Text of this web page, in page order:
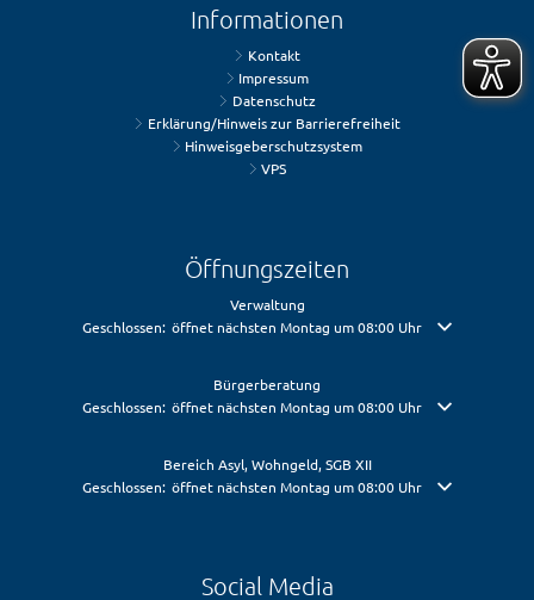
Informationen
Kontakt
Impressum
Datenschutz
Erklärung/Hinweis zur Barrierefreiheit
Hinweisgeberschutzsystem
VPS
Öffnungszeiten
Verwaltung
Klicken, um weitere Öffnungs- oder Schließzeiten auszublenden
Geschlossen: öffnet nächsten Montag um 08:00 Uhr
Bürgerberatung
Klicken, um weitere Öffnungs- oder Schließzeiten auszublenden
Geschlossen: öffnet nächsten Montag um 08:00 Uhr
Bereich Asyl, Wohngeld, SGB XII
Klicken, um weitere Öffnungs- oder Schließzeiten auszublenden
Geschlossen: öffnet nächsten Montag um 08:00 Uhr
Social Media